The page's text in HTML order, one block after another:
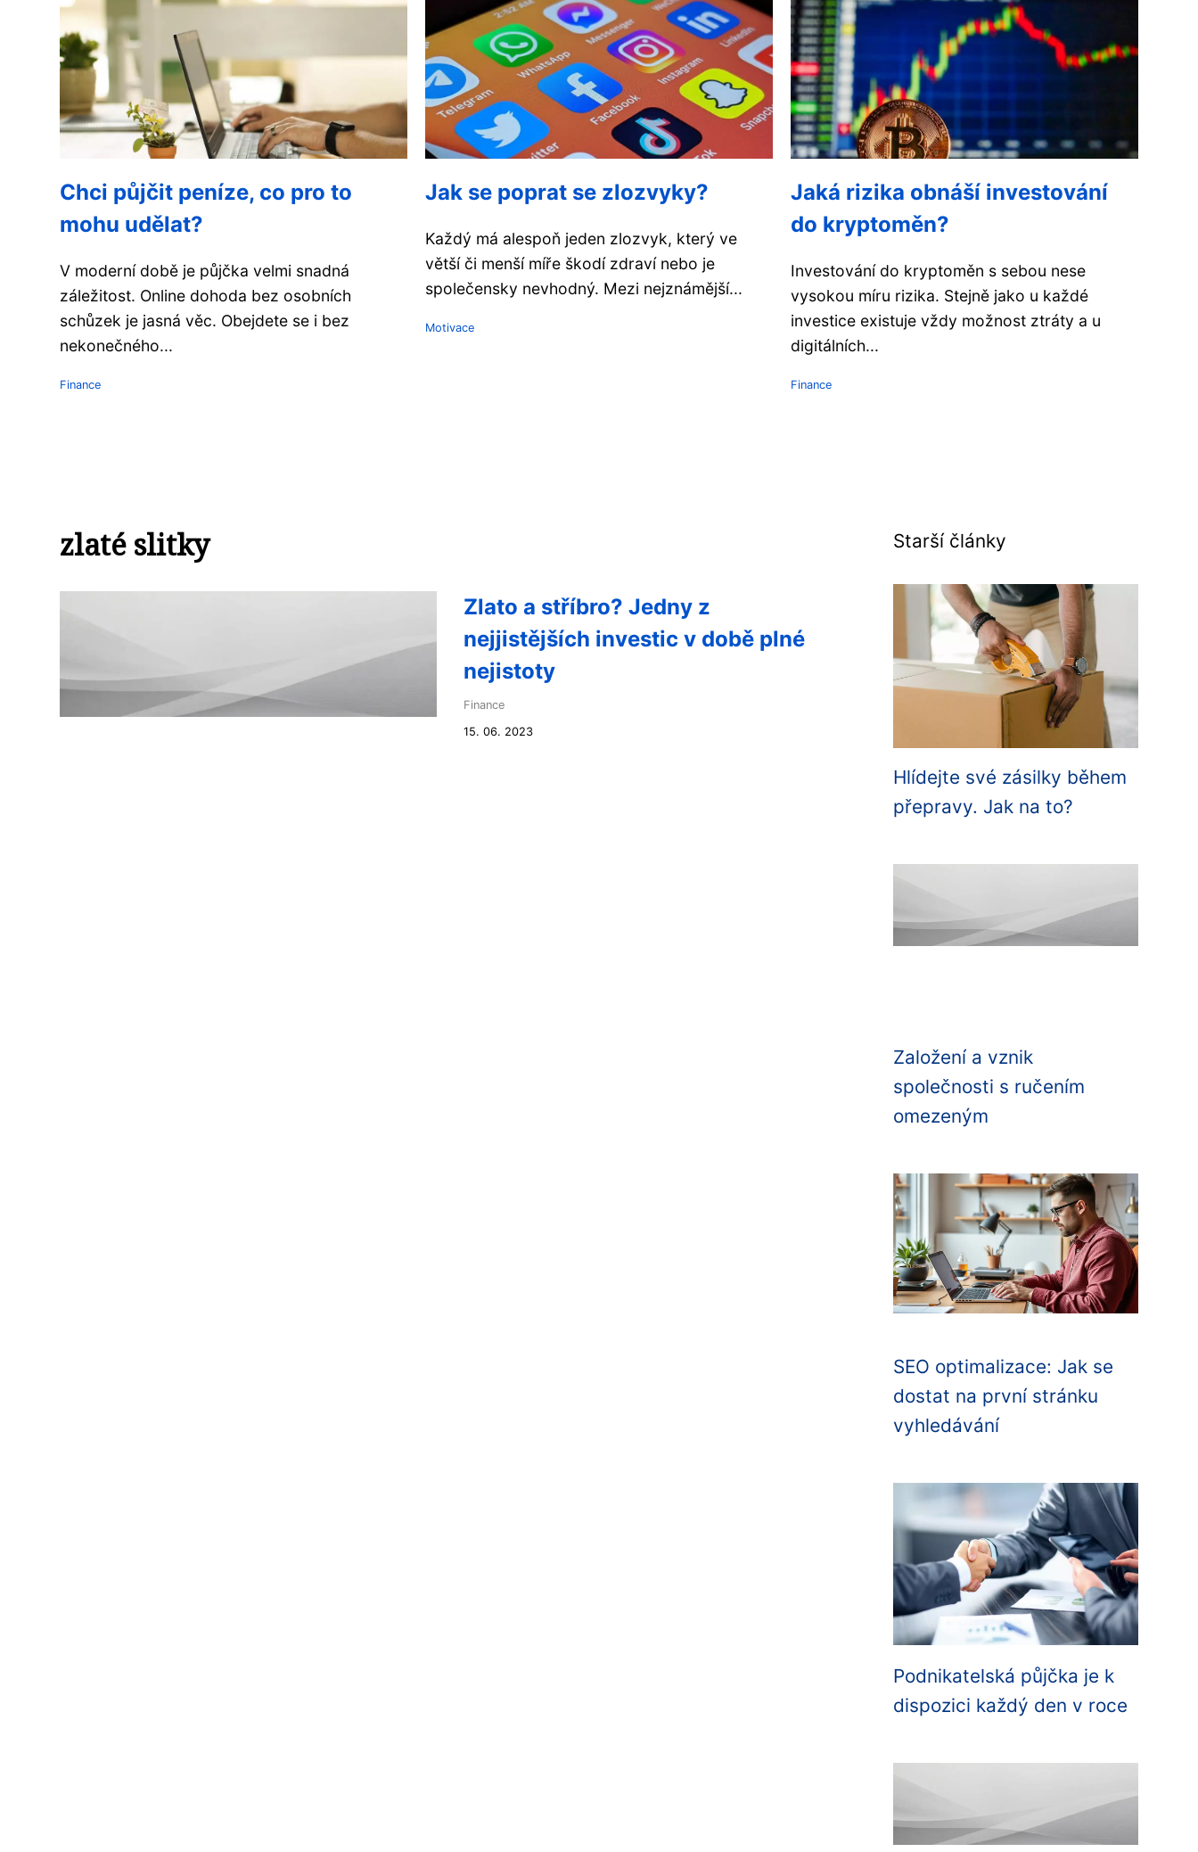
Chci půjčit peníze, co pro to
mohu udělat?
V moderní době je půjčka velmi snadná
záležitost. Online dohoda bez osobních
schůzek je jasná věc. Obejdete se i bez
nekonečného...
Finance
Jak se poprat se zlozvyky?
Každý má alespoň jeden zlozvyk, který ve
větší či menší míře škodí zdraví nebo je
společensky nevhodný. Mezi nejznámější...
Motivace
Jaká rizika obnáší investování
do kryptoměn?
Investování do kryptoměn s sebou nese
vysokou míru rizika. Stejně jako u každé
investice existuje vždy možnost ztráty a u
digitálních...
Finance
zlaté slitky
Zlato a stříbro? Jedny z
nejjistějších investic v době plné
nejistoty
Finance
15. 06. 2023
Starší články
Hlídejte své zásilky během
přepravy. Jak na to?
Založení a vznik
společnosti s ručením
omezeným
SEO optimalizace: Jak se
dostat na první stránku
vyhledávání
Podnikatelská půjčka je k
dispozici každý den v roce